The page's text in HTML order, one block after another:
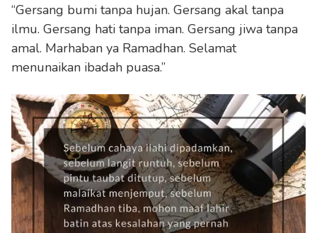
“Gersang bumi tanpa hujan. Gersang akal tanpa
ilmu. Gersang hati tanpa iman. Gersang jiwa tanpa
amal. Marhaban ya Ramadhan. Selamat
menunaikan ibadah puasa.”